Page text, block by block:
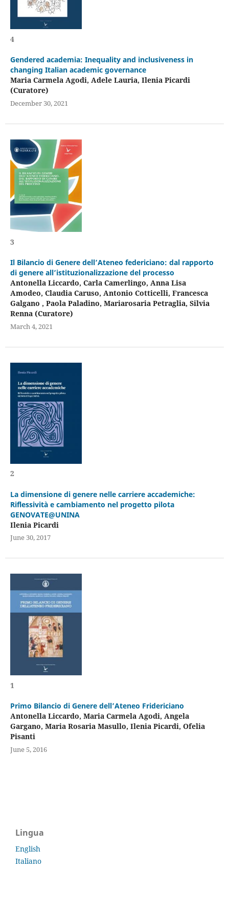
4
Gendered academia: Inequality and inclusiveness in
changing Italian academic governance
Maria Carmela Agodi, Adele Lauria, Ilenia Picardi
(Curatore)
December 30, 2021
3
Il Bilancio di Genere dell’Ateneo federiciano: dal rapporto
di genere all’istituzionalizzazione del processo
Antonella Liccardo, Carla Camerlingo, Anna Lisa
Amodeo, Claudia Caruso, Antonio Cotticelli, Francesca
Galgano , Paola Paladino, Mariarosaria Petraglia, Silvia
Renna (Curatore)
March 4, 2021
2
La dimensione di genere nelle carriere accademiche:
Riflessività e cambiamento nel progetto pilota
GENOVATE@UNINA
Ilenia Picardi
June 30, 2017
1
Primo Bilancio di Genere dell’Ateneo Fridericiano
Antonella Liccardo, Maria Carmela Agodi, Angela
Gargano, Maria Rosaria Masullo, Ilenia Picardi, Ofelia
Pisanti
June 5, 2016
Lingua
English
Italiano